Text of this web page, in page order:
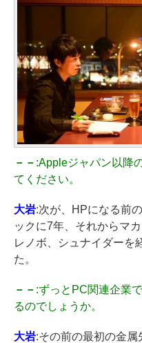
－－ :Appleジャパン以降
てください。
大岩:次が、HPになる前
ックに7年、それからマ
レノボ、シュナイダーを
た。
－－ :ずっとPC関連企業
るのでしょうか。
大岩:その前の最初の金属